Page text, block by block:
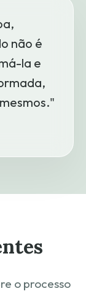
não é
la e
o processo